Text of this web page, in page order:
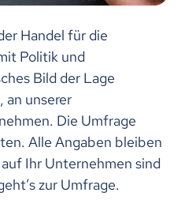
Handel für die
Politik und
Bild der Lage
an unserer
Die Umfrage
Alle Angaben bleiben
Ihr Unternehmen sind
zur Umfrage.